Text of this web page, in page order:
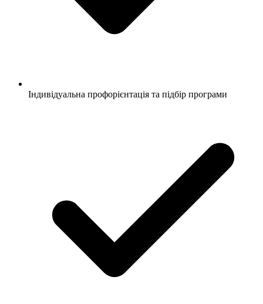
Індивідуальна профорієнтація та підбір програми